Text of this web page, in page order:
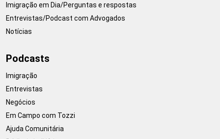
Imigração em Dia/Perguntas e respostas
Entrevistas/Podcast com Advogados
Notícias
Podcasts
Imigração
Entrevistas
Negócios
Em Campo com Tozzi
Ajuda Comunitária